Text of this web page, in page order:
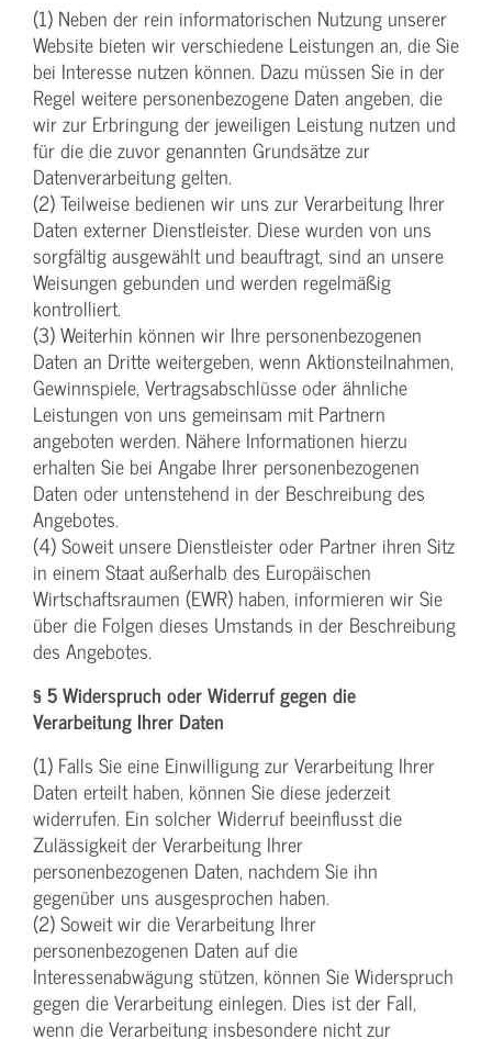
(1) Neben der rein informatorischen Nutzung unserer
Website bieten wir verschiedene Leistungen an, die Sie
bei Interesse nutzen können. Dazu müssen Sie in der
Regel weitere personenbezogene Daten angeben, die
wir zur Erbringung der jeweiligen Leistung nutzen und
für die die zuvor genannten Grundsätze zur
Datenverarbeitung gelten.
(2) Teilweise bedienen wir uns zur Verarbeitung Ihrer
Daten externer Dienstleister. Diese wurden von uns
sorgfältig ausgewählt und beauftragt, sind an unsere
Weisungen gebunden und werden regelmäßig
kontrolliert.
(3) Weiterhin können wir Ihre personenbezogenen
Daten an Dritte weitergeben, wenn Aktionsteilnahmen,
Gewinnspiele, Vertragsabschlüsse oder ähnliche
Leistungen von uns gemeinsam mit Partnern
angeboten werden. Nähere Informationen hierzu
erhalten Sie bei Angabe Ihrer personenbezogenen
Daten oder untenstehend in der Beschreibung des
Angebotes.
(4) Soweit unsere Dienstleister oder Partner ihren Sitz
in einem Staat außerhalb des Europäischen
Wirtschaftsraumen (EWR) haben, informieren wir Sie
über die Folgen dieses Umstands in der Beschreibung
des Angebotes.
§ 5 Widerspruch oder Widerruf gegen die
Verarbeitung Ihrer Daten
(1) Falls Sie eine Einwilligung zur Verarbeitung Ihrer
Daten erteilt haben, können Sie diese jederzeit
widerrufen. Ein solcher Widerruf beeinflusst die
Zulässigkeit der Verarbeitung Ihrer
personenbezogenen Daten, nachdem Sie ihn
gegenüber uns ausgesprochen haben.
(2) Soweit wir die Verarbeitung Ihrer
personenbezogenen Daten auf die
Interessenabwägung stützen, können Sie Widerspruch
gegen die Verarbeitung einlegen. Dies ist der Fall,
wenn die Verarbeitung insbesondere nicht zur